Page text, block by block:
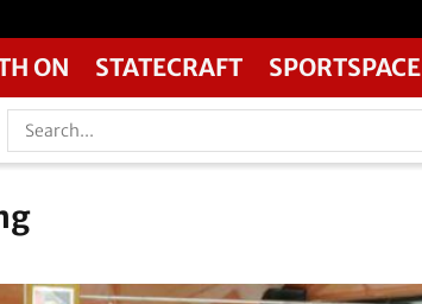
ON STATECRAFT SPORTSPACE